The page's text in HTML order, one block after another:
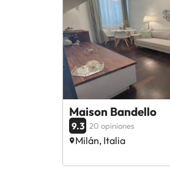
Maison Bandello
9.3 20 opiniones
Milán, Italia